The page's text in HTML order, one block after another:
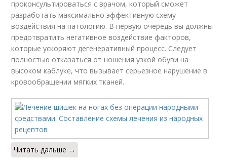
проконсультироваться с врачом, который сможет
разработать максимально эффективную схему
воздействия на патологию. В первую очередь вы должны
предотвратить негативное воздействие факторов,
которые ускоряют дегенеративный процесс. Следует
полностью отказаться от ношения узкой обуви на
высоком каблуке, что вызывает серьезное нарушение в
кровообращении мягких тканей.
Читать дальше →